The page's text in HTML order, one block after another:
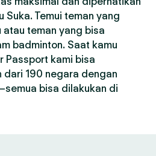
Suka. Temui teman yang
teman yang bisa
badminton. Saat kamu
Passport kami bisa
dari 190 negara dengan
bisa dilakukan di